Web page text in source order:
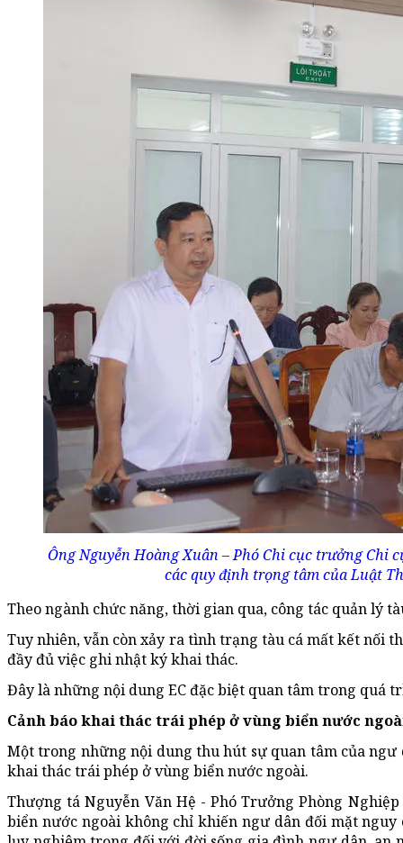
Ông Nguyễn Hoàng Xuân – Phó Chi cục trưởng
các quy định trọng tâm của Luật
Theo ngành chức năng, thời gian qua, công tác quản lý
Tuy nhiên, vẫn còn xảy ra tình trạng tàu cá mất kết nối
đầy đủ việc ghi nhật ký khai thác.
Đây là những nội dung EC đặc biệt quan tâm trong quá
Cảnh báo khai thác trái phép ở vùng biển nước
Một trong những nội dung thu hút sự quan tâm của
khai thác trái phép ở vùng biển nước ngoài.
Thượng tá Nguyễn Văn Hệ - Phó Trưởng Phòng
biển nước ngoài không chỉ khiến ngư dân đối mặt